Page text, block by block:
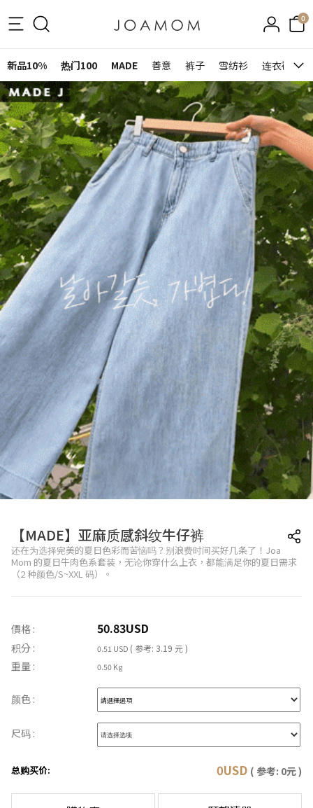
0
新品10% 热门100 MADE 善意 裤子 雪纺衫 连衣裙&裙
【MADE】亚麻质感斜纹牛仔裤
还在为选择完美的夏日色彩而苦恼吗？别浪费时间买好几条了！Joa
Mom 的夏日牛肉色系套装，无论你穿什么上衣，都能满足你的夏日需求
（2 种颜色/S~XXL 码）。
價格 : 50.83USD
积分 : 0.51 USD ( 参考: 3.19 元 )
重量 : 0.50 Kg
颜色 :
尺码 :
总购买价: 0USD ( 参考: 0元 )